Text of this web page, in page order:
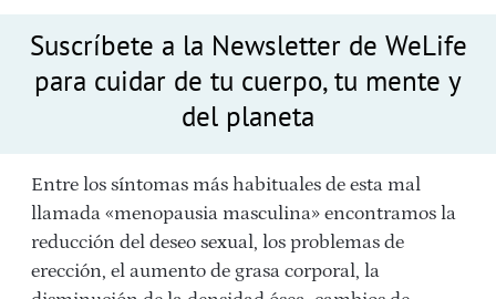
Suscríbete a la Newsletter de WeLife
para cuidar de tu cuerpo, tu mente y
del planeta
Entre los síntomas más habituales de esta mal
llamada «menopausia masculina» encontramos la
reducción del deseo sexual, los problemas de
erección, el aumento de grasa corporal, la